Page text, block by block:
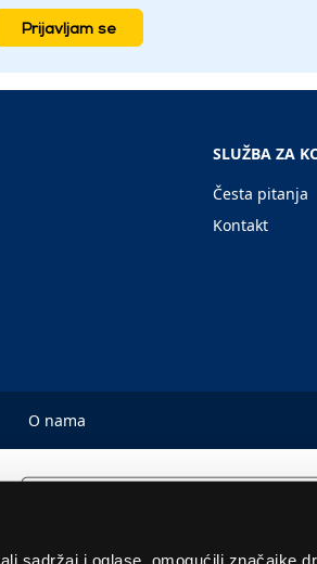
sadržaj i oglase, omogućili značajke
Prijavljam se
SLUŽBA ZA
Česta pitanja
Kontakt
O nama